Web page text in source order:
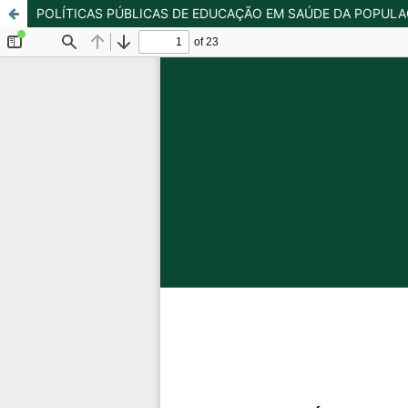
POLÍTICAS PÚBLICAS DE EDUCAÇÃO EM SAÚDE DA